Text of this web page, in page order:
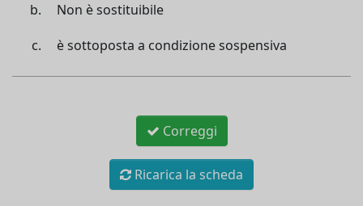
Non è sostituibile
è sottoposta a condizione sospensiva
Correggi
Ricarica la scheda